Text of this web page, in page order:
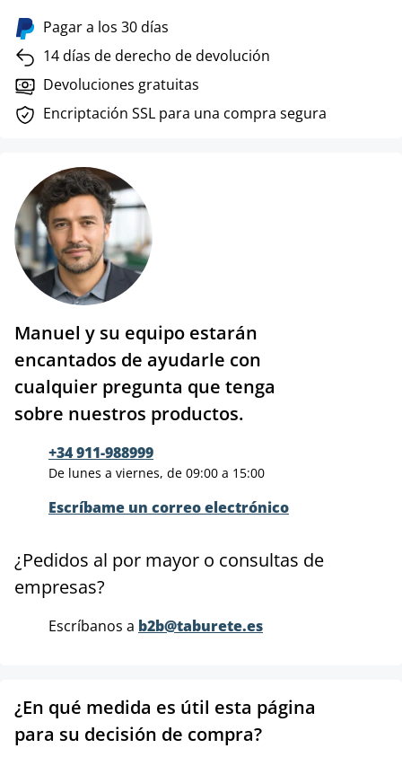
Pagar a los 30 días
14 días de derecho de devolución
Devoluciones gratuitas
Encriptación SSL para una compra segura
Manuel y su equipo estarán
encantados de ayudarle con
cualquier pregunta que tenga
sobre nuestros productos.
+34 911-988999
De lunes a viernes, de 09:00 a 15:00
Escríbame un correo electrónico
¿Pedidos al por mayor o consultas de
empresas?
Escríbanos a b2b@taburete.es
¿En qué medida es útil esta página
para su decisión de compra?